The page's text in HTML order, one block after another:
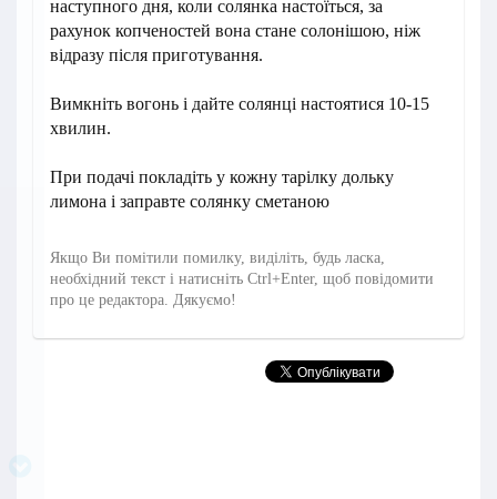
наступного дня, коли солянка настоїться, за
рахунок копченостей вона стане солонішою, ніж
відразу після приготування.
Вимкніть вогонь і дайте солянці настоятися 10-15
хвилин.
При подачі покладіть у кожну тарілку дольку
лимона і заправте солянку сметаною
Якщо Ви помітили помилку, виділіть, будь ласка,
необхідний текст і натисніть Ctrl+Enter, щоб повідомити
про це редактора. Дякуємо!